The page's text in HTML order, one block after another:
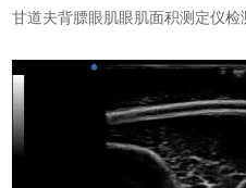
甘道夫背膘眼肌眼肌面积测定仪